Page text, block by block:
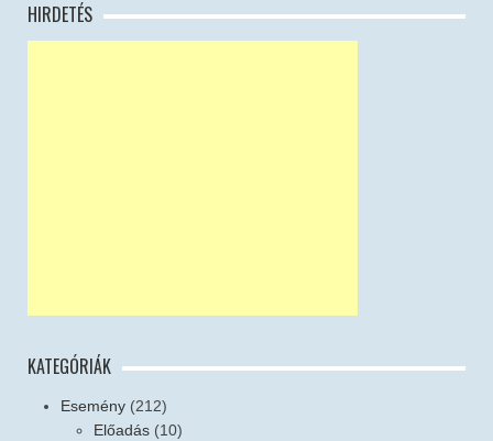
HIRDETÉS
KATEGÓRIÁK
Esemény (212)
Előadás (10)